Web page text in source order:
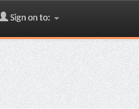
Sign on to: